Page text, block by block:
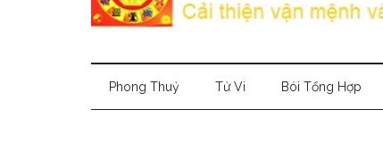
Phong Thuỷ Tử Vi Bói Tổng Hợp